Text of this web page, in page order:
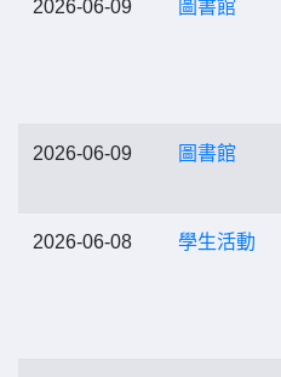
2026-06-09 圖書館
2026-06-09 圖書館
2026-06-08 學生活動